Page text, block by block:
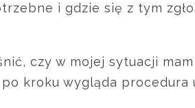
i gdzie się z tym
czy w mojej sytuacji
kroku wygląda procedura